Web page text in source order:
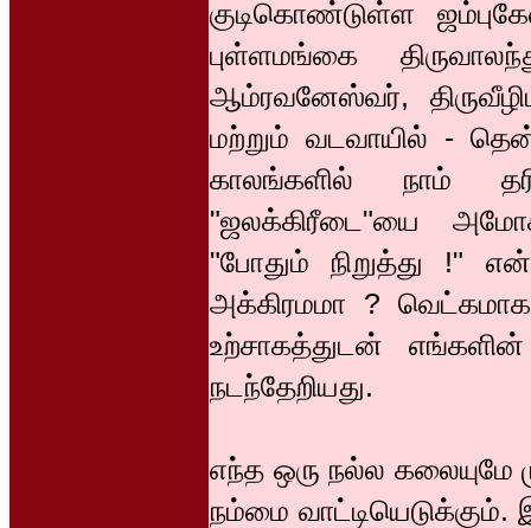
குடிகொண்டுள்ள
புள்ளமங்கை
ஆம்ரவனேஸ்வர்,
மற்றும் வடவாயில் -
காலங்களில் நாம்
"ஜலக்கிரீடை"யை
"போதும் நிறுத்து !"
அக்கிரமமா ?
உற்சாகத்துடன்
நடந்தேறியது.
எந்த ஒரு நல்ல கலையுமே
நம்மை வாட்டியெடுக்கும்.